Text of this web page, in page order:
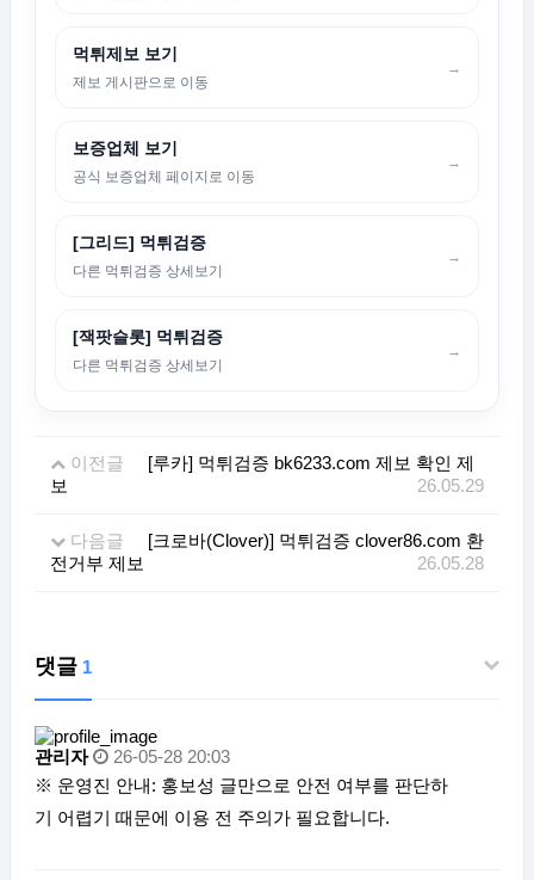
먹튀제보 보기
제보 게시판으로 이동
→
보증업체 보기
공식 보증업체 페이지로 이동
→
[그리드] 먹튀검증
다른 먹튀검증 상세보기
→
[잭팟슬롯] 먹튀검증
다른 먹튀검증 상세보기
→
이전글
[루카] 먹튀검증 bk6233.com 제보 확인 제
보
26.05.29
다음글
[크로바(Clover)] 먹튀검증 clover86.com 환
전거부 제보
26.05.28
댓글 1
관리자
26-05-28 20:03
※ 운영진 안내: 홍보성 글만으로 안전 여부를 판단하
기 어렵기 때문에 이용 전 주의가 필요합니다.